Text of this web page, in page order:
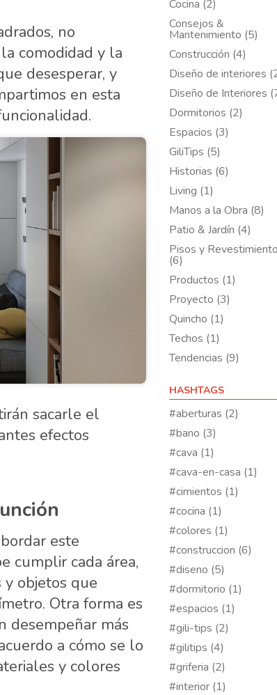
no
comodidad y la
desesperar, y
en esta
sacarle el
efectos
este
cumplir cada área,
objetos que
Otra forma es
desempeñar más
a cómo se lo
y colores
Cocina (2)
Consejos &
Mantenimiento (5)
Construcción (4)
Diseño de interiores
Diseño de Interiores
Dormitorios (2)
Espacios (3)
GiliTips (5)
Historias (6)
Living (1)
Manos a la Obra (8)
Patio & Jardín (4)
Pisos y
(6)
Productos (1)
Proyecto (3)
Quincho (1)
Techos (1)
Tendencias (9)
HASHTAGS
#aberturas (2)
#bano (3)
#cava (1)
#cava-en-casa (1)
#cimientos (1)
#cocina (1)
#colores (1)
#construccion (6)
#diseno (5)
#dormitorio (1)
#espacios (1)
#gili-tips (2)
#gilitips (4)
#griferia (2)
#interior (1)